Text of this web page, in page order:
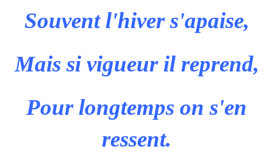
Souvent l'hiver s'apaise,
Mais si vigueur il reprend,
Pour longtemps on s'en
ressent.